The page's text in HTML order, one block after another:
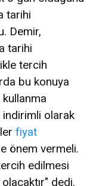
tarihi
Demir,
tarihi
tercih
bu konuya
olarak
fiyat
önem vermeli.
edilmesi
dedi.